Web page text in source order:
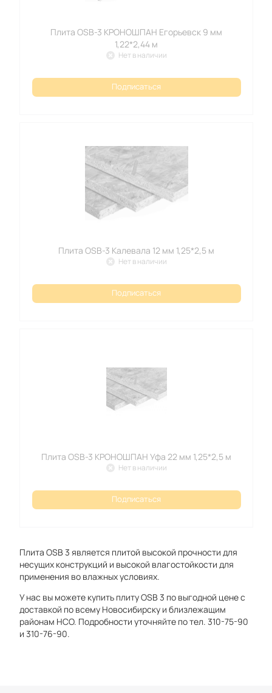
Плита OSB-3 КРОНОШПАН Егорьевск 9 мм
1,22*2,44 м
Нет в наличии
Подписаться
Плита OSB-3 Калевала 12 мм 1,25*2,5 м
Нет в наличии
Подписаться
Плита OSB-3 КРОНОШПАН Уфа 22 мм 1,25*2,5 м
Нет в наличии
Подписаться
Плита OSB 3 является плитой высокой прочности для
несущих конструкций и высокой влагостойкости для
применения во влажных условиях.
У нас вы можете купить плиту OSB 3 по выгодной цене с
доставкой по всему Новосибирску и близлежащим
районам НСО. Подробности уточняйте по тел. 310-75-90
и 310-76-90.